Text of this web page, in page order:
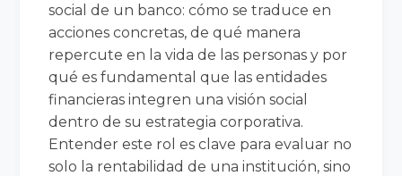
social de un banco: cómo se traduce en
acciones concretas, de qué manera
repercute en la vida de las personas y por
qué es fundamental que las entidades
financieras integren una visión social
dentro de su estrategia corporativa.
Entender este rol es clave para evaluar no
solo la rentabilidad de una institución, sino